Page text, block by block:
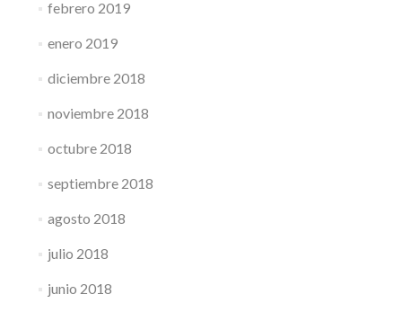
febrero 2019
enero 2019
diciembre 2018
noviembre 2018
octubre 2018
septiembre 2018
agosto 2018
julio 2018
junio 2018